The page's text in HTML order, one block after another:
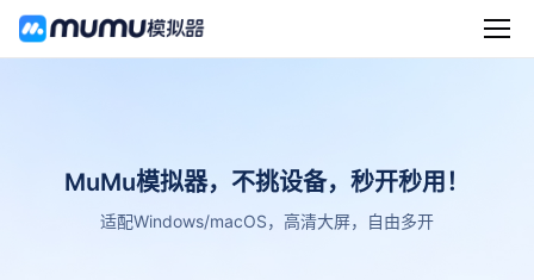
MuMu模拟器，不挑设备，秒开秒用！
适配Windows/macOS，高清大屏，自由多开